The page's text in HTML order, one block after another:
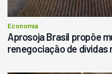
Economia
Aprosoja Brasil propõe
renegociação de dívidas